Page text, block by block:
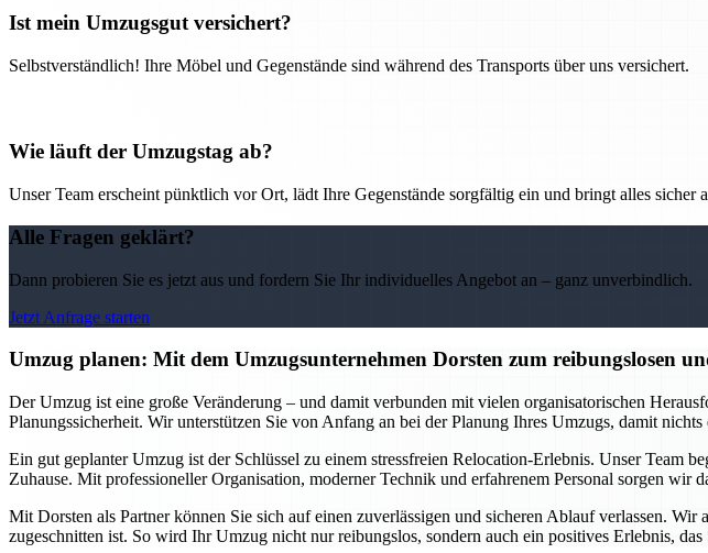
Ist mein Umzugsgut versichert?
Selbstverständlich! Ihre Möbel und Gegenstände sind während des Transports über uns versichert.
Wie läuft der Umzugstag ab?
Unser Team erscheint pünktlich vor Ort, lädt Ihre Gegenstände sorgfältig ein und bringt alles sicher
Alle Fragen geklärt?
Dann probieren Sie es jetzt aus und fordern Sie Ihr individuelles Angebot an – ganz unverbindlich.
Jetzt Anfrage starten
Umzug planen: Mit dem Umzugsunternehmen Dorsten zum reibungslosen
Der Umzug ist eine große Veränderung – und damit verbunden mit vielen organisatorischen
Planungssicherheit. Wir unterstützen Sie von Anfang an bei der Planung Ihres Umzugs, damit
Ein gut geplanter Umzug ist der Schlüssel zu einem stressfreien Relocation-Erlebnis. Unser Team
Zuhause. Mit professioneller Organisation, moderner Technik und erfahrenem Personal sorgen wir
Mit Dorsten als Partner können Sie sich auf einen zuverlässigen und sicheren Ablauf verlassen.
zugeschnitten ist. So wird Ihr Umzug nicht nur reibungslos, sondern auch ein positives Erlebnis,